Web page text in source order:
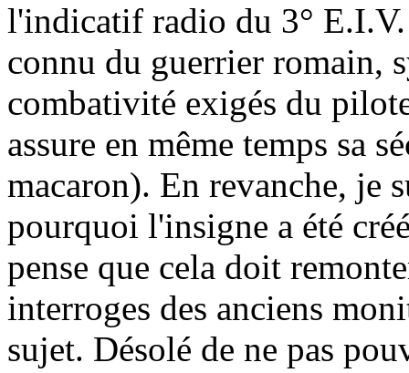
l'indicatif radio du 3°
connu du guerrier romain,
combativité exigés du
assure en même temps sa
macaron). En revanche, je
pourquoi l'insigne a été
pense que cela doit
interroges des anciens
sujet. Désolé de ne pas